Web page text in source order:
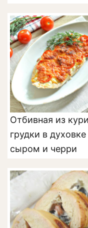
Отбивная из
грудки в духовке
сыром и черри